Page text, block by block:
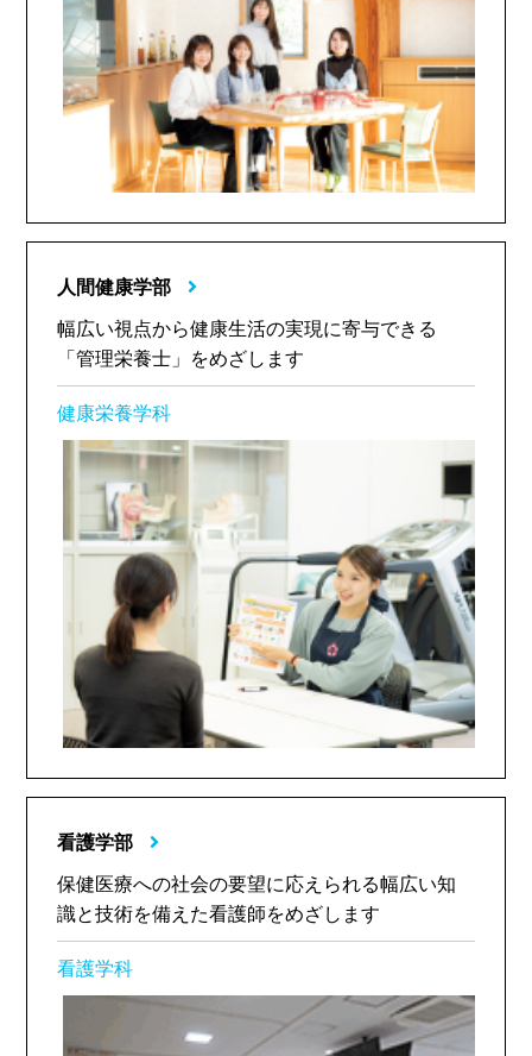
人間健康学部
幅広い視点から健康生活の実現に寄与できる
「管理栄養士」をめざします
健康栄養学科
看護学部
保健医療への社会の要望に応えられる幅広い知
識と技術を備えた看護師をめざします
看護学科